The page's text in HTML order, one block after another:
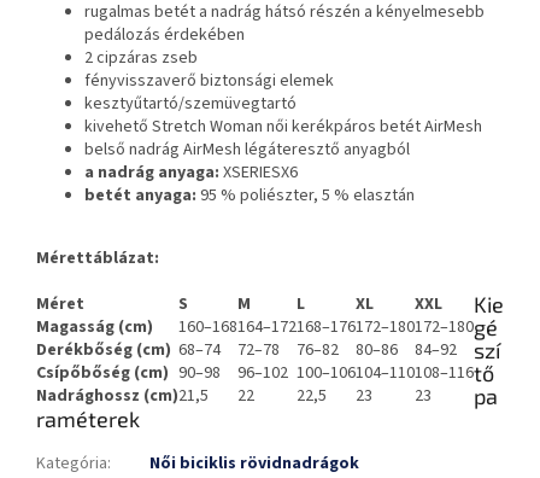
rugalmas betét a nadrág hátsó részén a kényelmesebb
pedálozás érdekében
2 cipzáras zseb
fényvisszaverő biztonsági elemek
kesztyűtartó/szemüvegtartó
kivehető Stretch Woman női kerékpáros betét AirMesh
belső nadrág AirMesh légáteresztő anyagból
a nadrág anyaga: XSERIESX6
betét anyaga: 95 % poliészter, 5 % elasztán
Mérettáblázat:
Méret
S M L XL
XXL
Magasság (cm)
160–168164–172168–176172–180172–180
Derékbőség (cm) 68–74 72–78 76–82 80–86
84–92
Csípőbőség (cm) 90–98 96–102 100–106104–110108–116
Nadrághossz (cm)21,5 22 22,5 23 23
Kie
gé
szí
tő
pa
raméterek
Kategória:
Női biciklis rövidnadrágok